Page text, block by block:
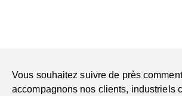
Vous souhaitez suivre de près
accompagnons nos clients, industriels